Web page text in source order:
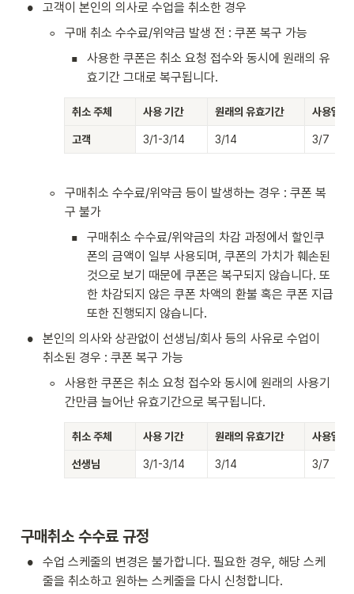
• 고객이 본인의 의사로 수업을 취소한 경우
◦ 구매 취소 수수료/위약금 발생 전 : 쿠폰 복구 가능
▪
사용한 쿠폰은 취소 요청 접수와 동시에 원래의 유
효기간 그대로 복구됩니다.
취소 주체 사용 기간 원래의 유효기간 사용일
고객 3/1-3/14 3/14 3/7
◦
구매취소 수수료/위약금 등이 발생하는 경우 : 쿠폰 복
구 불가
▪
구매취소 수수료/위약금의 차감 과정에서 할인쿠
폰의 금액이 일부 사용되며, 쿠폰의 가치가 훼손된
것으로 보기 때문에 쿠폰은 복구되지 않습니다. 또
한 차감되지 않은 쿠폰 차액의 환불 혹은 쿠폰 지급
또한 진행되지 않습니다.
•
본인의 의사와 상관없이 선생님/회사 등의 사유로 수업이
취소된 경우 : 쿠폰 복구 가능
◦
사용한 쿠폰은 취소 요청 접수와 동시에 원래의 사용기
간만큼 늘어난 유효기간으로 복구됩니다.
취소 주체 사용 기간 원래의 유효기간 사용일
선생님 3/1-3/14 3/14 3/7
구매취소 수수료 규정
•
수업 스케줄의 변경은 불가합니다. 필요한 경우, 해당 스케
줄을 취소하고 원하는 스케줄을 다시 신청합니다.